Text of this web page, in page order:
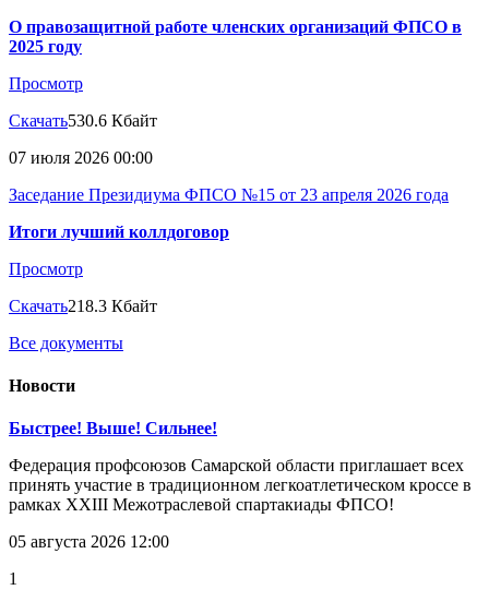
О правозащитной работе членских организаций ФПСО в
2025 году
Просмотр
Скачать530.6 Кбайт
07 июля 2026 00:00
Заседание Президиума ФПСО №15 от 23 апреля 2026 года
Итоги лучший коллдоговор
Просмотр
Скачать218.3 Кбайт
Все документы
Новости
Быстрее! Выше! Сильнее!
Федерация профсоюзов Самарской области приглашает всех
принять участие в традиционном легкоатлетическом кроссе в
рамках XXIII Межотраслевой спартакиады ФПСО!
05 августа 2026 12:00
1